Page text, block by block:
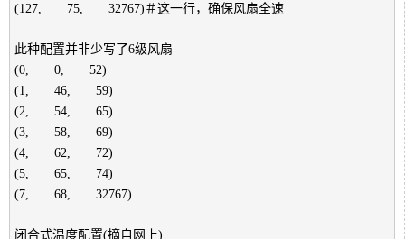
(127,　　75,　　32767) ＃这一行，确保风扇全速
此种配置并非少写了6级风扇
(0,　　0,　　52)
(1,　　46,　　59)
(2,　　54,　　65)
(3,　　58,　　69)
(4,　　62,　　72)
(5,　　65,　　74)
(7,　　68,　　32767)
闭合式温度配置(摘自网上)